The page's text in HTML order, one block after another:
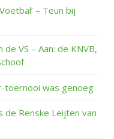
– Teun bij
VS – Aan: de KNVB,
toernooi was genoeg
Renske Leijten van